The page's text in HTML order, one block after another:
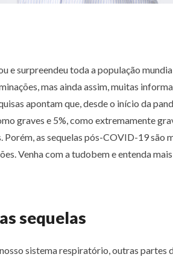
e surpreendeu toda a população
mas ainda assim, muitas
apontam que, desde o início da
graves e 5%, como extremamente
as sequelas pós-COVID-19 são
Venha com a tudobem e entenda
sequelas
sistema respiratório, outras partes